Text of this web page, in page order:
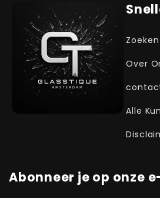
Zoeken
Over
Alle
Abonneer je op onze